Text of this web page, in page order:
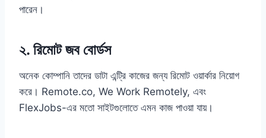
পারেন।
২. রিমোট জব বোর্ডস
অনেক কোম্পানি তাদের ডাটা এন্ট্রি কাজের জন্য রিমোট ওয়ার্কার নিয়োগ
করে। Remote.co, We Work Remotely, এবং
FlexJobs-এর মতো সাইটগুলোতে এমন কাজ পাওয়া যায়।